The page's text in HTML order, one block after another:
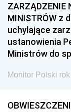
ZARZĄDZENIE
MINISTRÓW z
uchylające
ustanowienia
Ministrów do
Monitor Polski